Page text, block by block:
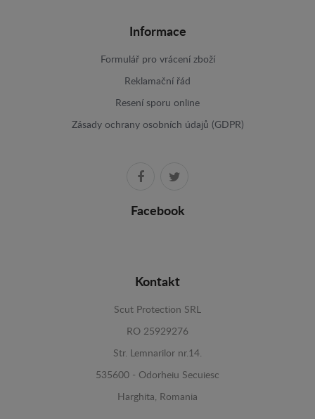
Informace
Formulář pro vrácení zboží
Reklamační řád
Resení sporu online
Zásady ochrany osobních údajů (GDPR)
Facebook
Kontakt
Scut Protection SRL
RO 25929276
Str. Lemnarilor nr.14.
535600 - Odorheiu Secuiesc
Harghita, Romania